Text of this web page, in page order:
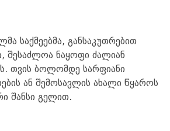
საქმეებმა, განსაკუთრებით
შესაძლოა ნაყოფი ძალიან
თვის ბოლომდე სარფიანი
ან შემოსავლის ახალი წყაროს
შანსი გელით.